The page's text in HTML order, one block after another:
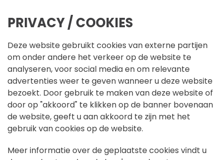
PRIVACY / COOKIES
Deze website gebruikt cookies van externe partijen
om onder andere het verkeer op de website te
analyseren, voor social media en om relevante
advertenties weer te geven wanneer u deze website
bezoekt. Door gebruik te maken van deze website of
door op "akkoord" te klikken op de banner bovenaan
de website, geeft u aan akkoord te zijn met het
gebruik van cookies op de website.
Meer informatie over de geplaatste cookies vindt u